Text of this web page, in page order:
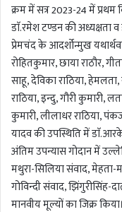
क्रम में सत्र 2023-24 में प्रथम
डाॅ.रमेश टण्डन की अध्यक्षता
प्रेमचंद के आदर्शोन्मुख
रोहितकुमार, छाया राठौर,
साहू, देविका राठिया,
राठिया, इन्दु, गौरी कुमारी,
कुमारी, लीलाधर राठिया,
यादव की उपस्थिति में
अंतिम उपन्यास गोदान में
मथुरा-सिलिया संवाद,
गोविन्दी संवाद, झिंगुरीसिंह-
मानवीय मूल्यों का जिक्र